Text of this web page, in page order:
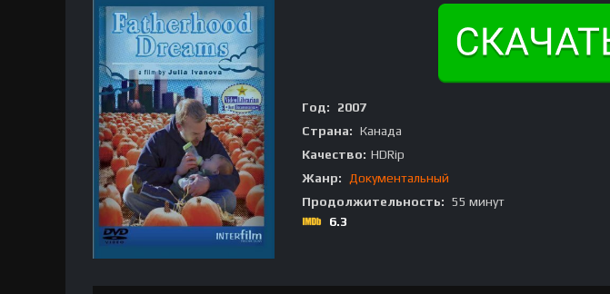
Год:
2007
Страна: Канада
Качество: HDRip
Жанр:
Документальный
Продолжительность: 55 минут
6.3